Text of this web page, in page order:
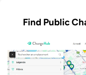
Find Public